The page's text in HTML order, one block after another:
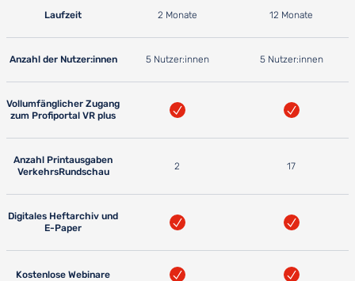
Laufzeit 2 Monate 12 Monate
Anzahl der Nutzer:innen 5 Nutzer:innen 5 Nutzer:innen
Vollumfänglicher Zugang
zum Profiportal VR plus
Anzahl Printausgaben
VerkehrsRundschau
2 17
Digitales Heftarchiv und
E-Paper
Kostenlose Webinare